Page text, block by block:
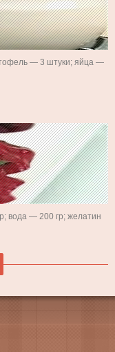
— 3 штуки; яйца —
вода — 200 гр; желатин